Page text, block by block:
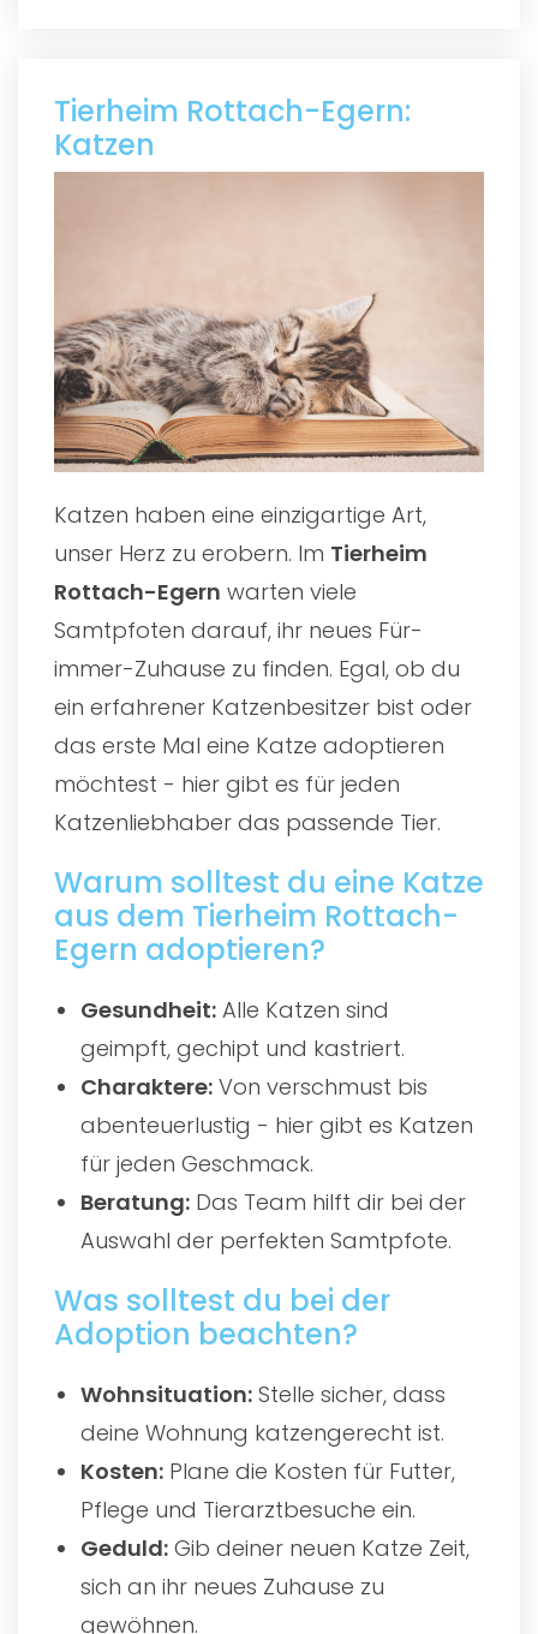
Tierheim Rottach-Egern:
Katzen
Katzen haben eine einzigartige Art,
unser Herz zu erobern. Im Tierheim
Rottach-Egern warten viele
Samtpfoten darauf, ihr neues Für-
immer-Zuhause zu finden. Egal, ob du
ein erfahrener Katzenbesitzer bist oder
das erste Mal eine Katze adoptieren
möchtest - hier gibt es für jeden
Katzenliebhaber das passende Tier.
Warum solltest du eine Katze
aus dem Tierheim Rottach-
Egern adoptieren?
Gesundheit: Alle Katzen sind
geimpft, gechipt und kastriert.
Charaktere: Von verschmust bis
abenteuerlustig - hier gibt es Katzen
für jeden Geschmack.
Beratung: Das Team hilft dir bei der
Auswahl der perfekten Samtpfote.
Was solltest du bei der
Adoption beachten?
Wohnsituation: Stelle sicher, dass
deine Wohnung katzengerecht ist.
Kosten: Plane die Kosten für Futter,
Pflege und Tierarztbesuche ein.
Geduld: Gib deiner neuen Katze Zeit,
sich an ihr neues Zuhause zu
gewöhnen.